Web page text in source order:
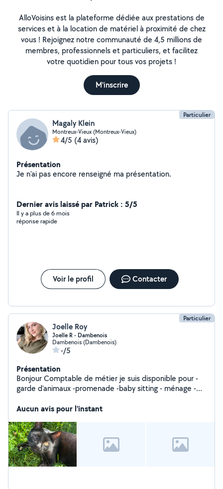
AlloVoisins est la plateforme dédiée aux prestations de
services et à la location de matériel à proximité de chez
vous ! Rejoignez notre communauté de 4,5 millions de
membres, professionnels et particuliers, et facilitez
votre quotidien pour tous vos projets !
M'inscrire
Particulier
Magaly Klein
Montreux-Vieux (Montreux-Vieux)
4/5 (4 avis)
Présentation
Je n'ai pas encore renseigné ma présentation.
Dernier avis laissé par Patrick : 5/5
Il y a plus de 6 mois
réponse rapide
Voir le profil Contacter
Particulier
Joelle Roy
Joelle R - Dambenois
Dambenois (Dambenois)
-/5
Présentation
Bonjour Comptable de métier je suis disponible pour -
garde d'animaux -promenade -baby sitting - ménage -
Aucun avis pour l'instant